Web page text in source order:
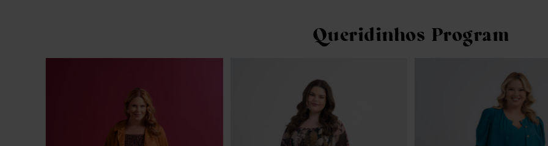
Queridinhos Program